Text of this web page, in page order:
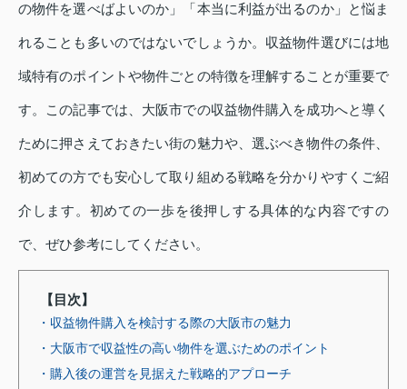
の物件を選べばよいのか」「本当に利益が出るのか」と悩ま
れることも多いのではないでしょうか。収益物件選びには地
域特有のポイントや物件ごとの特徴を理解することが重要で
す。この記事では、大阪市での収益物件購入を成功へと導く
ために押さえておきたい街の魅力や、選ぶべき物件の条件、
初めての方でも安心して取り組める戦略を分かりやすくご紹
介します。初めての一歩を後押しする具体的な内容ですの
で、ぜひ参考にしてください。
【目次】
・収益物件購入を検討する際の大阪市の魅力
・大阪市で収益性の高い物件を選ぶためのポイント
・購入後の運営を見据えた戦略的アプローチ